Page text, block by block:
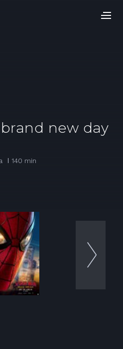
new day
140 min